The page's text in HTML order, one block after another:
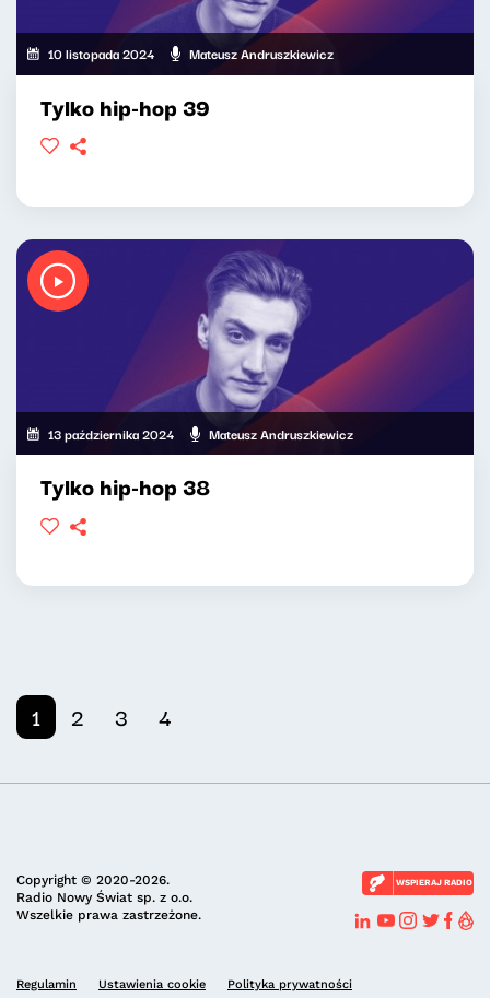
10 listopada 2024 Mateusz Andruszkiewicz
Tylko hip-hop 39
13 października 2024 Mateusz Andruszkiewicz
Tylko hip-hop 38
1 2 3 4
Copyright © 2020-2026.
Radio Nowy Świat sp. z o.o.
Wszelkie prawa zastrzeżone.
WSPIERAJ RADIO
Regulamin Ustawienia cookie Polityka prywatności